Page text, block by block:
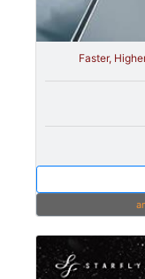
Faster,